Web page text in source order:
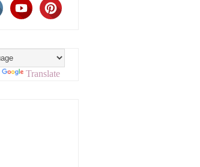
Translate